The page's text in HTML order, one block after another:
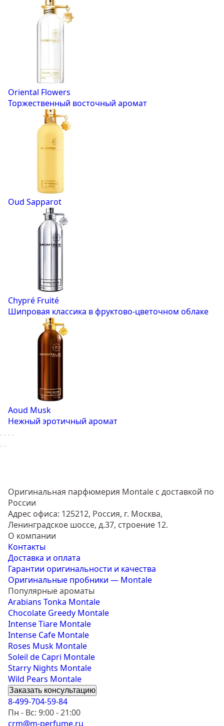
Oriental Flowers
Торжественный восточный аромат
Oud Sapparot
Chypré Fruité
Шипровая классика в фруктово-цветочном облаке
Aoud Musk
Нежный эротичный аромат
Оригинальная парфюмерия Montale с доставкой по
России
Адрес офиса: 125212, Россия, г. Москва,
Ленинградское шоссе, д.37, строение 12.
О компании
Контакты
Доставка и оплата
Гарантии оригинальности и качества
Оригинальные пробники — Montale
Популярные ароматы
Arabians Tonka Montale
Chocolate Greedy Montale
Intense Tiare Montale
Intense Cafe Montale
Roses Musk Montale
Soleil de Capri Montale
Starry Nights Montale
Wild Pears Montale
Заказать консультацию
8-499-704-59-84
Пн - Вс: 9:00 - 21:00
crm@m-perfume.ru